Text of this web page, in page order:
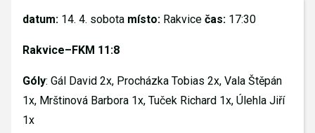
datum: 14. 4. sobota místo: Rakvice čas: 17:30
Rakvice–FKM 11:8
Góly: Gál David 2x, Procházka Tobias 2x, Vala Štěpán
1x, Mrštinová Barbora 1x, Tuček Richard 1x, Úlehla Jiří
1x